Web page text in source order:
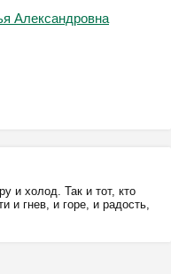
Александровна
и холод. Так и тот, кто
и гнев, и горе, и радость,